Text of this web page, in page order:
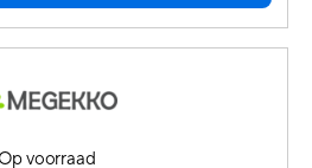
Op voorraad